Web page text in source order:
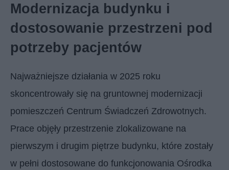
Modernizacja budynku i
dostosowanie przestrzeni pod
potrzeby pacjentów
Najważniejsze działania w 2025 roku
skoncentrowały się na gruntownej modernizacji
pomieszczeń Centrum Świadczeń Zdrowotnych.
Prace objęły przestrzenie zlokalizowane na
pierwszym i drugim piętrze budynku, które zostały
w pełni dostosowane do funkcjonowania Ośrodka